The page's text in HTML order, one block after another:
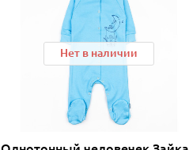
Нет в наличии